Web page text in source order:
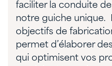
faciliter la conduite
notre guiche unique.
objectifs de
permet d’élaborer
qui optimisent vos